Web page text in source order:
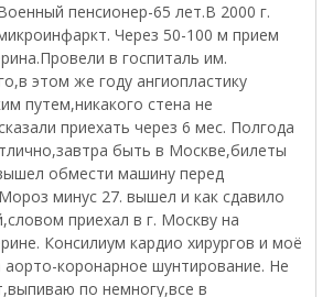
пенсионер-65 лет.В 2000 г.
Через 50-100 м прием
в госпиталь им.
этом же году ангиопластику
путем,никакого стена не
приехать через 6 мес. Полгода
быть в Москве,билеты
обмести машину перед
минус 27. вышел и как сдавило
приехал в г. Москву на
Консилиум кардио хирургов и моё
коронарное шунтирование. Не
по немногу,все в